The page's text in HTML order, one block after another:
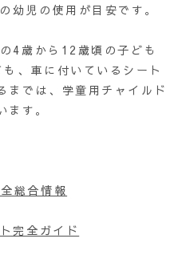
幼児の使用が目安です。
4歳から12歳頃の子ども
、車に付いているシート
までは、学童用チャイルド
す。
総合情報
完全ガイド